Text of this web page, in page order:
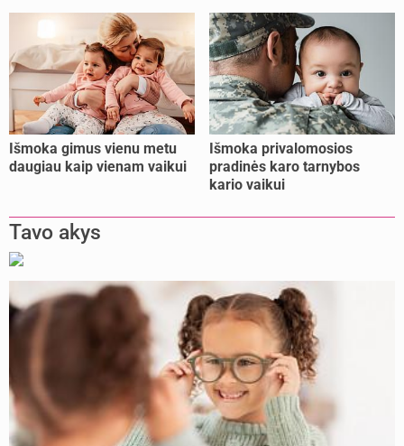
Išmoka gimus vienu metu
daugiau kaip vienam vaikui
Išmoka privalomosios
pradinės karo tarnybos
kario vaikui
Tavo akys